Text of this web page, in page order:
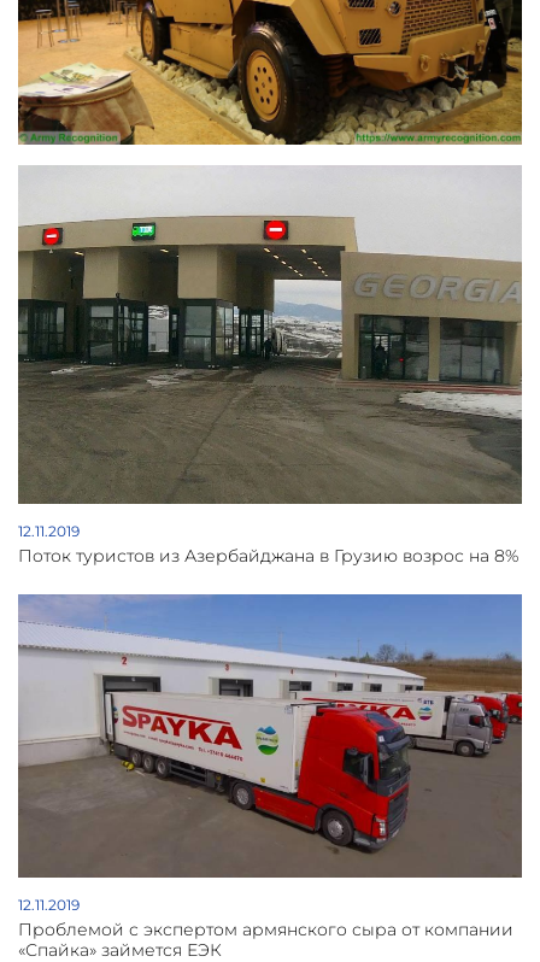
12.11.2019
Поток туристов из Азербайджана в Грузию возрос на 8%
12.11.2019
Проблемой с экспертом армянского сыра от компании
«Спайка» займется ЕЭК